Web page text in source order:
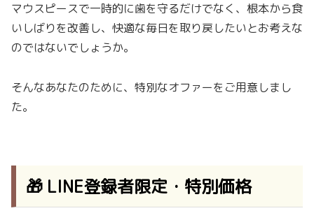
マウスピースで一時的に歯を守るだけでなく、根本から食
いしばりを改善し、快適な毎日を取り戻したいとお考えな
のではないでしょうか。
そんなあなたのために、特別なオファーをご用意しまし
た。
🎁 LINE登録者限定・特別価格